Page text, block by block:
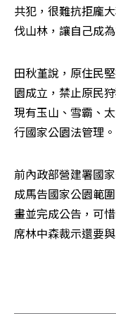
共犯，很難抗拒龐
伐山林，讓自己成
田秋堇說，原住民
園成立，禁止原民
現有玉山、雪霸、
行國家公園法管理。
前內政部營建署國
成馬告國家公園範
畫並完成公告，可
席林中森裁示還要